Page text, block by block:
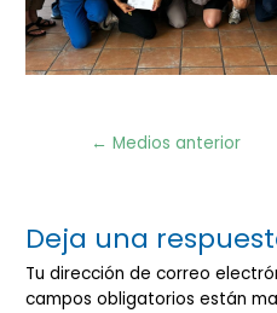
Navegación
← Medios anterior
Deja una
Tu dirección de correo
campos obligatorios están